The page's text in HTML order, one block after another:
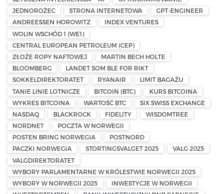
JEDNOROŻEC
STRONA INTERNETOWA
GPT-ENGINEER
ANDREESSEN HOROWITZ
INDEX VENTURES
WOLIN WSCHÓD 1 (WE1)
CENTRAL EUROPEAN PETROLEUM (CEP)
ZŁOŻE ROPY NAFTOWEJ
MARTIN BECH HOLTE
BLOOMBERG
LANDET SOM BLE FOR RIKT
SOKKELDIREKTORATET
RYANAIR
LIMIT BAGAŻU
TANIE LINIE LOTNICZE
BITCOIN (BTC)
KURS BITCOINA
WYKRES BITCOINA
WARTOŚĆ BTC
SIX SWISS EXCHANGE
NASDAQ
BLACKROCK FIDELITY
WISDOMTREE
NORDNET
POCZTA W NORWEGII
POSTEN BRING NORWEGIA
POSTNORD
PACZKI NORWEGIA
STORTINGSVALGET 2025
VALG 2025
VALGDIREKTORATET
WYBORY PARLAMENTARNE W KRÓLESTWIE NORWEGII 2025
WYBORY W NORWEGII 2025
INWESTYCJE W NORWEGII